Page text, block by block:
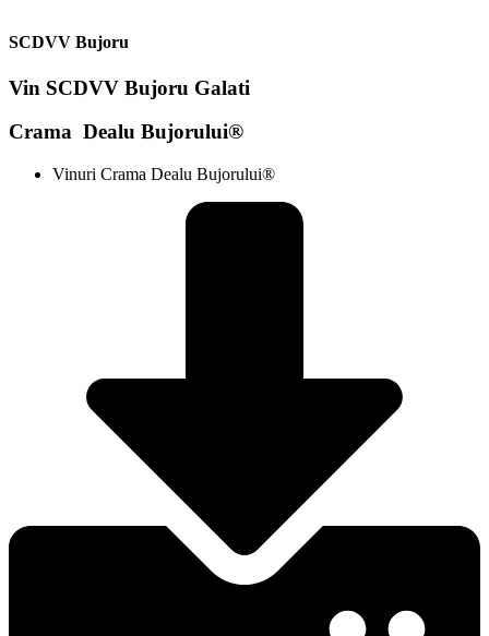
Crama Dealu Bujorului